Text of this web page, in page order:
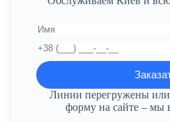
Линии перегружены или
форму на сайте – мы